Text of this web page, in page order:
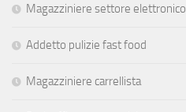
Magazziniere settore elettronico
Addetto pulizie fast food
Magazziniere carrellista